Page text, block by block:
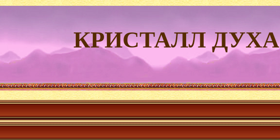
КРИСТАЛЛ ДУХА